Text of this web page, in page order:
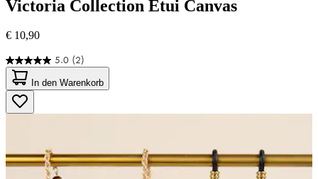
Victoria Collection Etui Canvas
€ 10,90
5.0 (2)
5.0
von
5
Sternen.
2
In den Warenkorb